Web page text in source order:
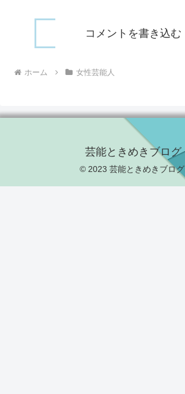
コメントを書き込む
ホーム 女性芸能人
芸能ときめきブログ
© 2023 芸能ときめきブログ.